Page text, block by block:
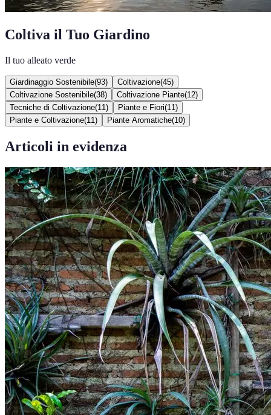
Coltiva il Tuo Giardino
Il tuo alleato verde
Giardinaggio Sostenibile(93) Coltivazione(45)
Coltivazione Sostenibile(38) Coltivazione Piante(12)
Tecniche di Coltivazione(11 ) Piante e Fiori(11 )
Piante e Coltivazione(11 ) Piante Aromatiche(10)
Articoli in evidenza